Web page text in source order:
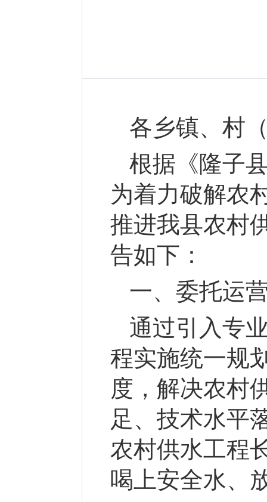
各乡镇、村
根据《隆子
为着力破解农
推进我县农村
告如下：
一、委托运
通过引入专
程实施统一规
度，解决农村
足、技术水平
农村供水工程
喝上安全水、